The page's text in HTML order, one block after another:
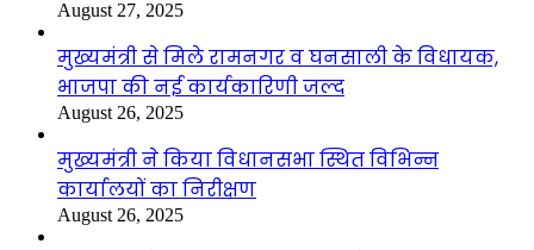
August 27, 2025
मुख्यमंत्री से मिले रामनगर व घनसाली के विधायक,
भाजपा की नई कार्यकारिणी जल्द
August 26, 2025
मुख्यमंत्री ने किया विधानसभा स्थित विभिन्न
कार्यालयों का निरीक्षण
August 26, 2025